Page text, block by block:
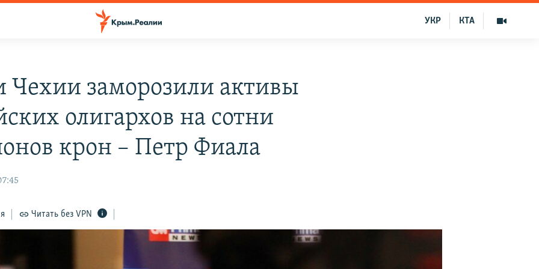
КТА
УКР
Чехии заморозили активы
олигархов на сотни
крон – Петр Фиала
Читать без VPN